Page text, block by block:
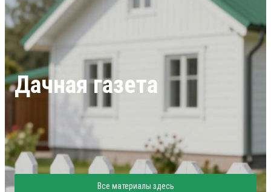
Дачная газета
Все материалы здесь